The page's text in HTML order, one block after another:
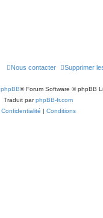
Supprimer
Nous contacter
phpBB® Forum Software © phpBB
Traduit parphpBB-fr.com
Confidentialité | Conditions